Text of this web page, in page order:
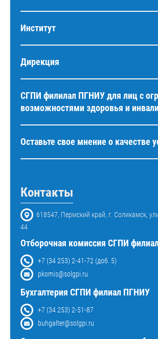
Институт
Дирекция
СГПИ филилал ПГНИУ для лиц с
возможностями здоровья и
Оставьте свое мнение о качестве
Контакты
618547, Пермский край, г. Соликамск,
44
Отборочная комиссия СГПИ
+7 (34 253) 2-41-72 (доб. 5)
pkomis@solgpi.ru
Бухгалтерия СГПИ филиал ПГНИУ
+7 (34 253) 2-51-87
buhgalter@solgpi.ru